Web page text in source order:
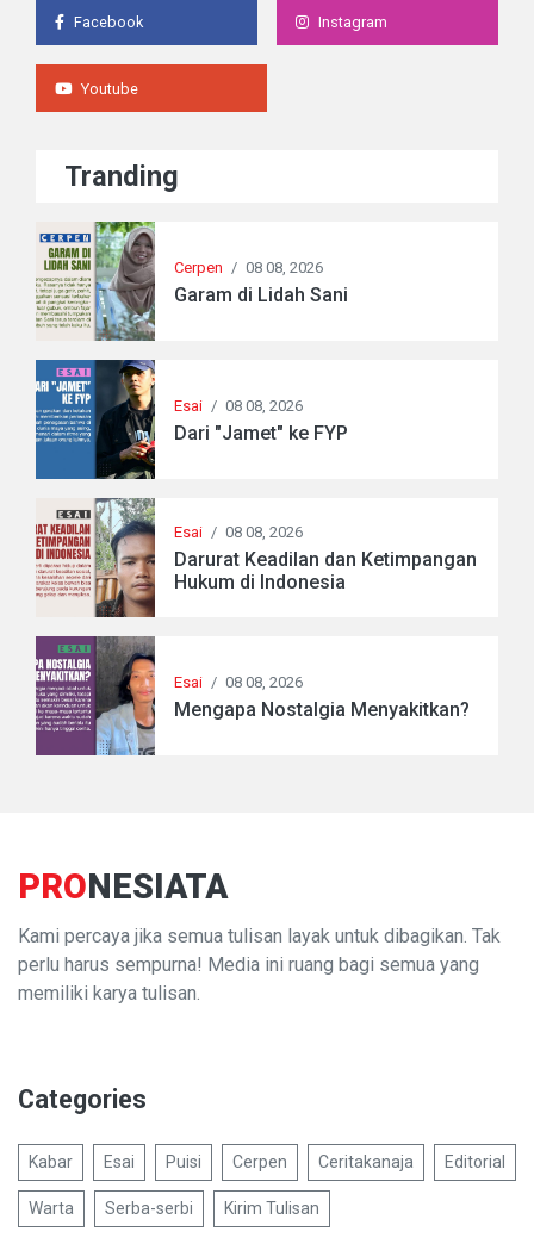
Facebook Instagram
Youtube
Tranding
Cerpen / 08 08, 2026
Garam di Lidah Sani
Esai / 08 08, 2026
Dari "Jamet" ke FYP
Esai / 08 08, 2026
Darurat Keadilan dan Ketimpangan
Hukum di Indonesia
Esai / 08 08, 2026
Mengapa Nostalgia Menyakitkan?
PRONESIATA
Kami percaya jika semua tulisan layak untuk dibagikan. Tak
perlu harus sempurna! Media ini ruang bagi semua yang
memiliki karya tulisan.
Categories
Kabar Esai Puisi Cerpen Ceritakanaja Editorial
Warta Serba-serbi Kirim Tulisan